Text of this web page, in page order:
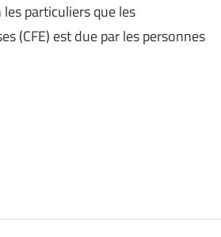
particuliers que les
(CFE) est due par les personnes